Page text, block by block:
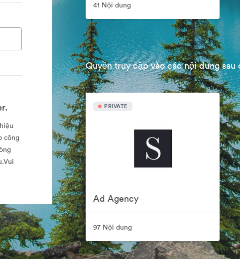
công
41 Nội dung
Quyền truy cập vào các nội dung sau
PRIVATE
Ad Agency
97 Nội dung